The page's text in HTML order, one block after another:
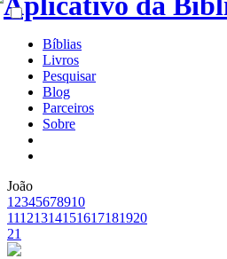
Bíblias
Livros
Pesquisar
Blog
Parceiros
Sobre
João
1 2345678910
11121314151617181920
21